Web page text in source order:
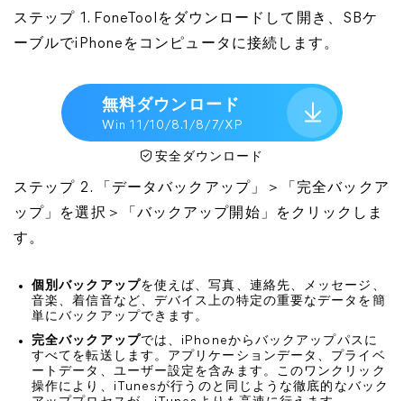
ステップ 1. FoneToolをダウンロードして開き、SBケ
ーブルでiPhoneをコンピュータに接続します。
無料ダウンロード
Win 11/10/8.1/8/7/XP
安全ダウンロード
ステップ 2. 「データバックアップ」＞「完全バックア
ップ」を選択＞「バックアップ開始」をクリックしま
す。
個別バックアップ を使えば、写真、連絡先、メッセージ、
音楽、着信音など、デバイス上の特定の重要なデータを簡
単にバックアップできます。
完全バックアップ では、iPhoneからバックアップパスに
すべてを転送します。アプリケーションデータ、プライベ
ートデータ、ユーザー設定を含みます。このワンクリック
操作により、iTunesが行うのと同じような徹底的なバック